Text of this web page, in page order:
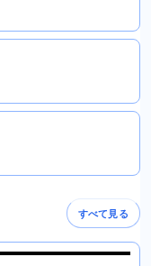
すべて見る